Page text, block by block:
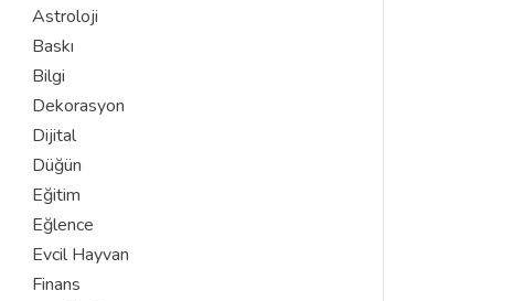
Astroloji
Baskı
Bilgi
Dekorasyon
Dijital
Düğün
Eğitim
Eğlence
Evcil Hayvan
Finans